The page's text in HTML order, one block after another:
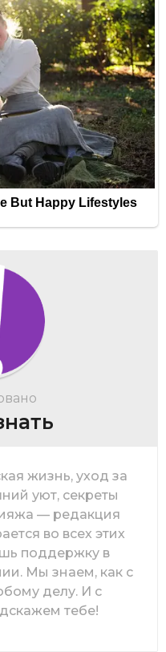
жизнь, уход за
уют, секреты
— редакция
во всех этих
поддержку в
Мы знаем, как с
делу. И с
тебе!